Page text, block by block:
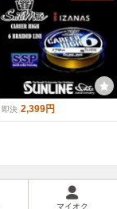
即決 2,399円
マイオク